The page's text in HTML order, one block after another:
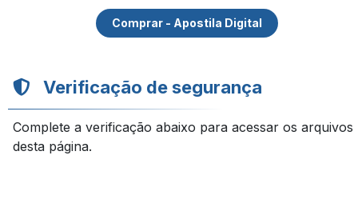
Comprar - Apostila Digital
Verificação de segurança
Complete a verificação abaixo para acessar os arquivos
desta página.